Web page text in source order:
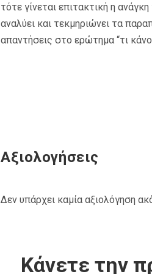
τότε γίνεται επιτακτική η
αναλύει και τεκμηριώνει τα
απαντήσεις στο ερώτημα “τι
Αξιολογήσεις
Δεν υπάρχει καμία αξιολόγηση
Κάνετε την